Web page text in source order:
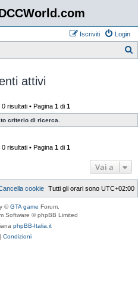
Login
Iscriviti
attivi
risultati • Pagina 1di 1
criterio di ricerca.
risultati • Pagina 1di 1
Vai a
Tutti gli orari sono UTC+02:00
cookie
©GTA game Forum.
Software © phpBB Limited
phpBB-Italia.it
| Condizioni